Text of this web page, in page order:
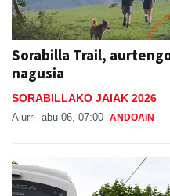
Sorabilla Trail,
nagusia
SORABILLAKO JAIAK 2026
Aiurri abu 06, 07:00 ANDOAIN